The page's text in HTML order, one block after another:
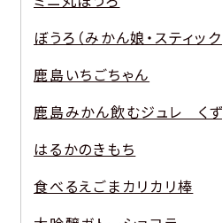
ぼうろ（みかん娘・スティッ
鹿島いちごちゃん
鹿島みかん飲むジュレ く
はるかのきもち
食べるえごまカリカリ棒